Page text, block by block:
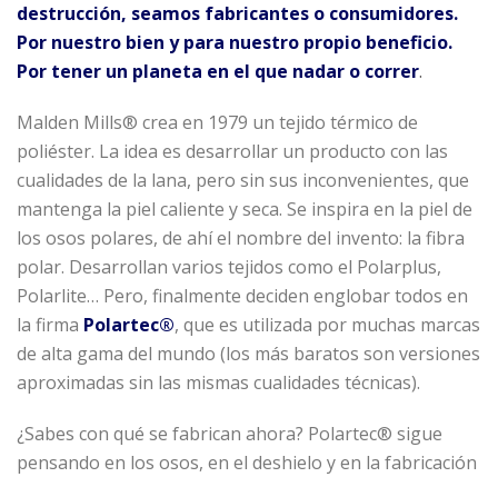
destrucción, seamos fabricantes o consumidores.
Por nuestro bien y para nuestro propio beneficio.
Por tener un planeta en el que nadar o correr.
Malden Mills® crea en 1979 un tejido térmico de
poliéster. La idea es desarrollar un producto con las
cualidades de la lana, pero sin sus inconvenientes, que
mantenga la piel caliente y seca. Se inspira en la piel de
los osos polares, de ahí el nombre del invento: la fibra
polar. Desarrollan varios tejidos como el Polarplus,
Polarlite… Pero, finalmente deciden englobar todos en
la firma Polartec®, que es utilizada por muchas marcas
de alta gama del mundo (los más baratos son versiones
aproximadas sin las mismas cualidades técnicas).
¿Sabes con qué se fabrican ahora? Polartec® sigue
pensando en los osos, en el deshielo y en la fabricación